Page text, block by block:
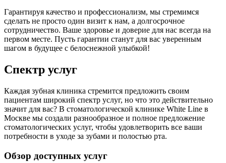
Гарантируя качество и профессионализм, мы стремимся
сделать не просто один визит к нам, а долгосрочное
сотрудничество. Ваше здоровье и доверие для нас всегда на
первом месте. Пусть гарантии станут для вас уверенным
шагом в будущее с белоснежной улыбкой!
Спектр услуг
Каждая зубная клиника стремится предложить своим
пациентам широкий спектр услуг, но что это действительно
значит для вас? В стоматологической клинике White Line в
Москве мы создали разнообразное и полное предложение
стоматологических услуг, чтобы удовлетворить все ваши
потребности в уходе за зубами и полостью рта.
Обзор доступных услуг